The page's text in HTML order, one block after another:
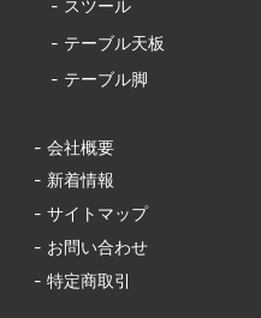
- スツール
- テーブル天板
- テーブル脚
- 会社概要
- 新着情報
- サイトマップ
- お問い合わせ
- 特定商取引